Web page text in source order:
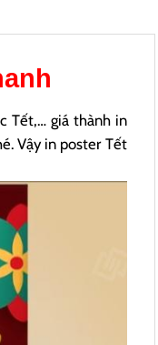
Tết,… giá thành in
Vậy in poster Tết